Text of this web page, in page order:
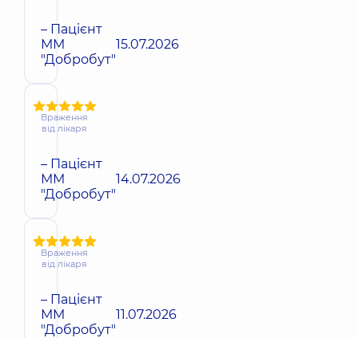
– Пацієнт
ММ
"Добробут"
15.07.2026
Враження
від лікаря
– Пацієнт
ММ
"Добробут"
14.07.2026
Враження
від лікаря
– Пацієнт
ММ
"Добробут"
11.07.2026